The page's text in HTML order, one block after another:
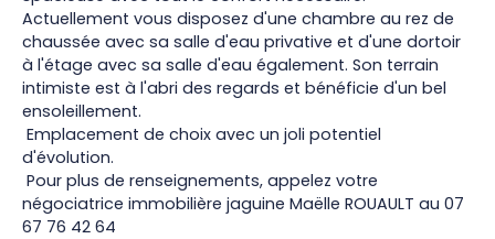
Actuellement vous disposez d'une chambre au rez de
chaussée avec sa salle d'eau privative et d'une dortoir
à l'étage avec sa salle d'eau également. Son terrain
intimiste est à l'abri des regards et bénéficie d'un bel
ensoleillement.
Emplacement de choix avec un joli potentiel
d'évolution.
Pour plus de renseignements, appelez votre
négociatrice immobilière jaguine Maëlle ROUAULT au 07
67 76 42 64